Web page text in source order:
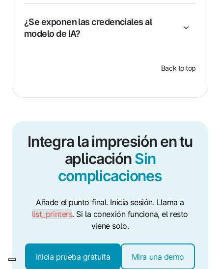
¿Se exponen las credenciales al
modelo de IA?
Back to top
Integra la impresión en tu
aplicaciónSin
complicaciones
Añade el punto final. Inicia sesión. Llama a
list_printers. Si la conexión funciona, el resto
viene solo.
Inicia prueba gratuita Mira una demo